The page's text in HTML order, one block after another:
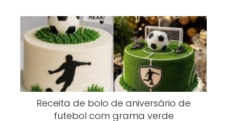
Receita de bolo de aniversário de
futebol com grama verde